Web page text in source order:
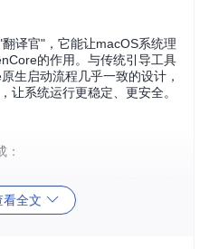
译官"，它能让macOS系统理
的作用。与传统引导工具
生启动流程几乎一致的设计，
让系统运行更稳定、更安全。
，指挥硬件初始化和系统加载
件与macOS的兼容性问题
看全文